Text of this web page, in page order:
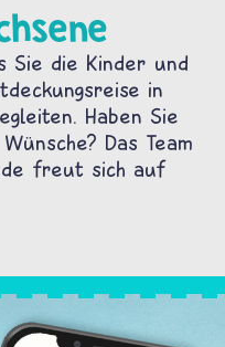
Sie die Kinder und
in
Haben Sie
Das Team
freut sich auf